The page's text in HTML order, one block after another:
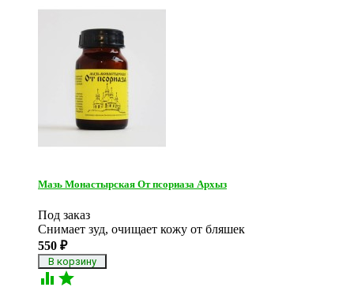
Мазь Монастырская От псориаза Архыз
Под заказ
Снимает зуд, очищает кожу от бляшек
550 ₽
 